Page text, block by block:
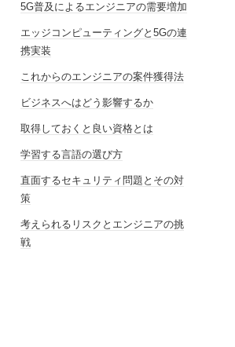
5G普及によるエンジニアの需要増加
エッジコンピューティングと5Gの連
携実装
これからのエンジニアの案件獲得法
ビジネスへはどう影響するか
取得しておくと良い資格とは
学習する言語の選び方
直面するセキュリティ問題とその対
策
考えられるリスクとエンジニアの挑
戦